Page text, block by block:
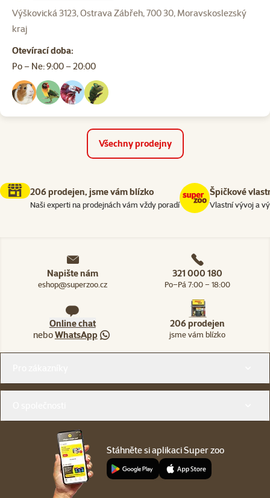
Výškovická 3123, Ostrava Zábřeh, 700 30, Moravskoslezský
kraj
Otevírací doba:
Po – Ne: 9:00 – 20:00
Všechny prodejny
206 prodejen, jsme vám blízko
Naši experti na prodejnách vám vždy poradí
Špičkové
Vlastní vývoj a
Napište nám
eshop@superzoo.cz
321 000 180
Po–Pá 7:00 – 18:00
Online chat
neboWhatsApp
206 prodejen
jsme vám blízko
Stáhněte si aplikaci Super zoo